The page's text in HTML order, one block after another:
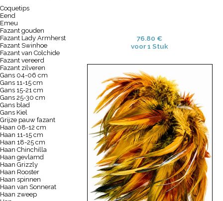
Coquetips
Eend
Emeu
Fazant gouden
Fazant Lady Armherst
Fazant Swinhoe
Fazant van Colchide
Fazant vereerd
Fazant zilveren
Gans 04-06 cm
Gans 11-15 cm
Gans 15-21 cm
Gans 25-30 cm
Gans blad
Gans Kiel
Grijze pauw fazant
Haan 08-12 cm
Haan 11-15 cm
Haan 18-25 cm
Haan Chinchilla
Haan gevlamd
Haan Grizzly
Haan Rooster
Haan spinnen
Haan van Sonnerat
Haan zweep
76.80 €
voor 1 Stuk